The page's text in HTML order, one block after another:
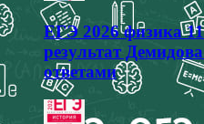
ЕГЭ 2026 физика
результат
ответами